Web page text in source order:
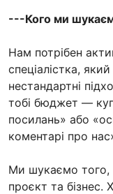
---Кого ми
Нам потрібен
спеціалістка,
нестандартні
тобі бюджет —
посилань» або
коментарі про
Ми шукаємо того,
проєкт та бізнес.